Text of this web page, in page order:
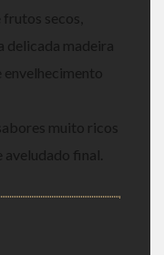
secos,
delicada madeira
muito ricos
final.